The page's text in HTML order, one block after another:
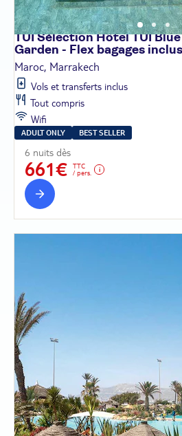
TUI Sélection Hôtel TUI
Garden - Flex bagages inclus
Maroc, Marrakech
Vols et transferts inclus
Tout compris
Wifi
ADULT ONLY BEST SELLER
6 nuits dès
661€
TTC
/ pers.